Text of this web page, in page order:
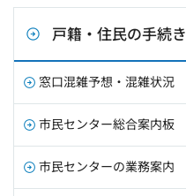
戸籍・住民の手続き
窓口混雑予想・混雑状況
市民センター総合案内板
市民センターの業務案内